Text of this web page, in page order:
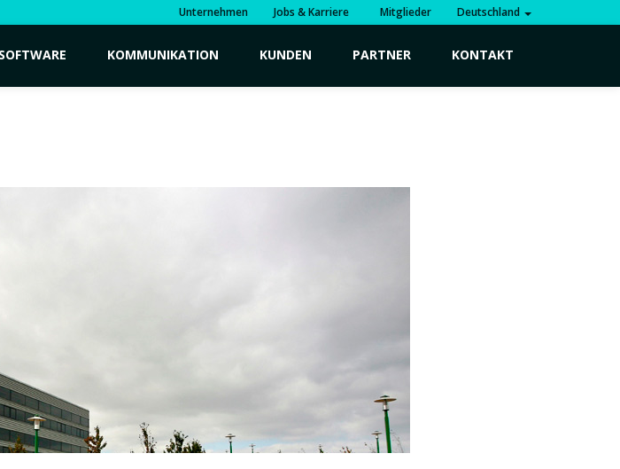
Unternehmen Jobs & Karriere Mitglieder Deutschland
SOFTWARE KOMMUNIKATION KUNDEN PARTNER KONTAKT